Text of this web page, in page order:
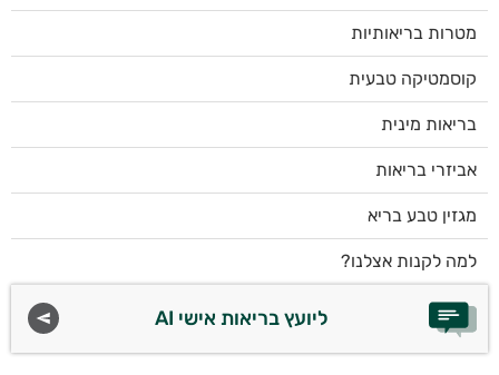
מטרות בריאותיות
קוסמטיקה טבעית
בריאות מינית
אביזרי בריאות
מגזין טבע בריא
למה לקנות אצלנו?
ליועץ בריאות אישי AI